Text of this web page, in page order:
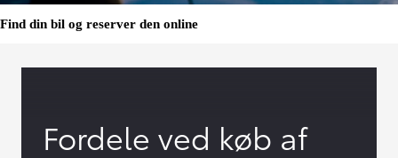
Find din bil og reserver den online
Fordele ved køb af